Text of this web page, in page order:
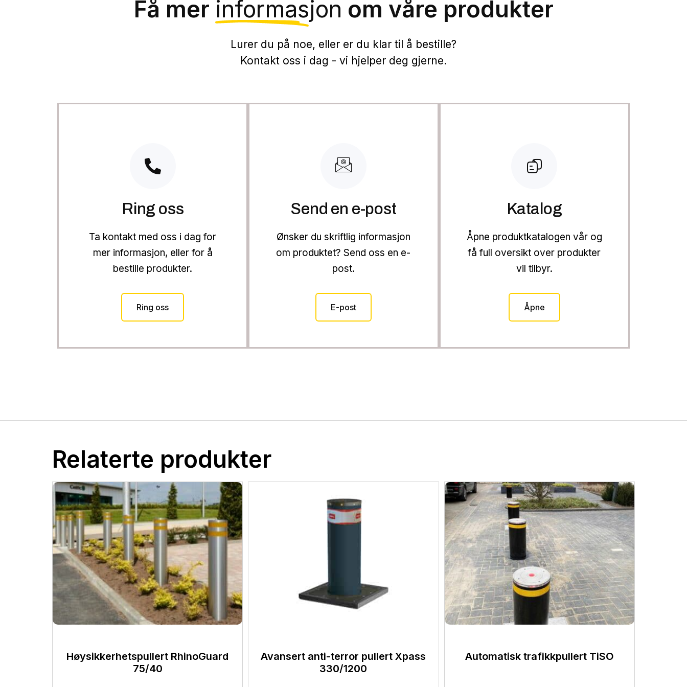
Få mer informasjon om våre produkter
Lurer du på noe, eller er du klar til å bestille?
Kontakt oss i dag - vi hjelper deg gjerne.
Ring oss
Ta kontakt med oss i dag for
mer informasjon, eller for å
bestille produkter.
Ring oss
Send en e-post
Ønsker du skriftlig informasjon
om produktet? Send oss en e-
post.
E-post
Katalog
Åpne produktkatalogen vår og
få full oversikt over produkter
vil tilbyr.
Åpne
Relaterte produkter
Høysikkerhetspullert RhinoGuard
75/40
Avansert anti-terror pullert Xpass
330/1200
Automatisk trafikkpullert TiSO